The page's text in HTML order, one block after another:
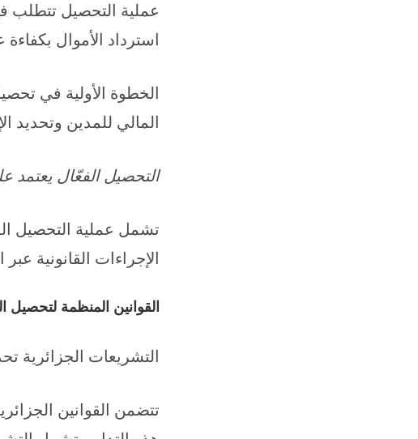
عملية التحصيل تتطلب
استرداد الأموال
الخطوة الأولية في
المالي للمدين وتحديد
التحصيل الفعّال يعتمد
تشمل عملية التحصيل
الإجراءات القانونية
القوانين المنظمة لتحصيل
التشريعات الجزائرية
تتضمن القوانين